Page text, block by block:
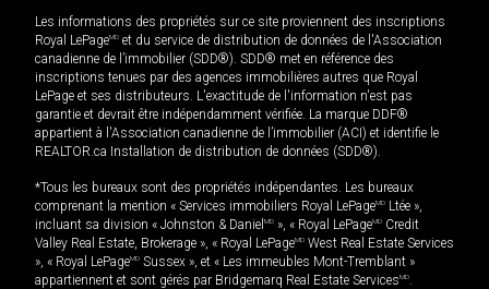
Les informations des propriétés sur ce site proviennent des inscriptions
Royal LePageMD et du service de distribution de données de l'Association
canadienne de l’immobilier (SDD®). SDD® met en référence des
inscriptions tenues par des agences immobilières autres que Royal
LePage et ses distributeurs. L'exactitude de l'information n'est pas
garantie et devrait être indépendamment vérifiée. La marque DDF®
appartient à l'Association canadienne de l’immobilier (ACI) et identifie le
REALTOR.ca Installation de distribution de données (SDD®).
*Tous les bureaux sont des propriétés indépendantes. Les bureaux
comprenant la mention « Services immobiliers Royal LePageMD Ltée »,
incluant sa division « Johnston & Daniel MD », « Royal LePageMD Credit
Valley Real Estate, Brokerage », « Royal LePageMD West Real Estate Services
», « Royal LePageMD Sussex », et « Les immeubles Mont-Tremblant »
appartiennent et sont gérés par Bridgemarq Real Estate ServicesMD.